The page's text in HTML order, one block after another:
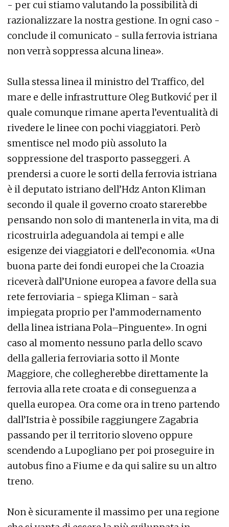
- per cui stiamo valutando la possibilità di
razionalizzare la nostra gestione. In ogni caso -
conclude il comunicato - sulla ferrovia istriana
non verrà soppressa alcuna linea».
Sulla stessa linea il ministro del Traffico, del
mare e delle infrastrutture Oleg Butković per il
quale comunque rimane aperta l’eventualità di
rivedere le linee con pochi viaggiatori. Però
smentisce nel modo più assoluto la
soppressione del trasporto passeggeri. A
prendersi a cuore le sorti della ferrovia istriana
è il deputato istriano dell’Hdz Anton Kliman
secondo il quale il governo croato starerebbe
pensando non solo di mantenerla in vita, ma di
ricostruirla adeguandola ai tempi e alle
esigenze dei viaggiatori e dell’economia. «Una
buona parte dei fondi europei che la Croazia
riceverà dall’Unione europea a favore della sua
rete ferroviaria - spiega Kliman - sarà
impiegata proprio per l’ammodernamento
della linea istriana Pola–Pinguente». In ogni
caso al momento nessuno parla dello scavo
della galleria ferroviaria sotto il Monte
Maggiore, che collegherebbe direttamente la
ferrovia alla rete croata e di conseguenza a
quella europea. Ora come ora in treno partendo
dall’Istria è possibile raggiungere Zagabria
passando per il territorio sloveno oppure
scendendo a Lupogliano per poi proseguire in
autobus fino a Fiume e da qui salire su un altro
treno.
Non è sicuramente il massimo per una regione